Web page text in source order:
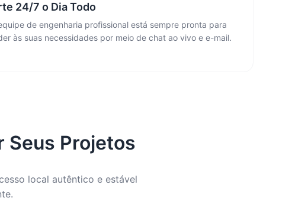
24/7 o Dia Todo
de engenharia profissional está sempre pronta para
às suas necessidades por meio de chat ao vivo e e-mail.
Seus Projetos
local autêntico e estável